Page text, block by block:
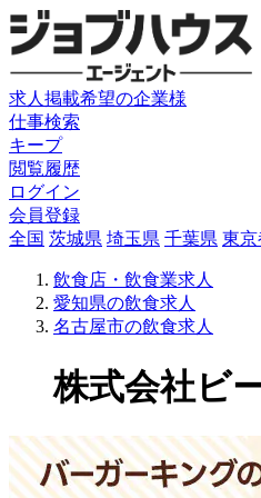
求人掲載希望の企業様
仕事検索
キープ
閲覧履歴
ログイン
会員登録
全国 茨城県 埼玉県 千葉県 東京
飲食店・飲食業求人
愛知県の飲食求人
名古屋市の飲食求人
株式会社ビ